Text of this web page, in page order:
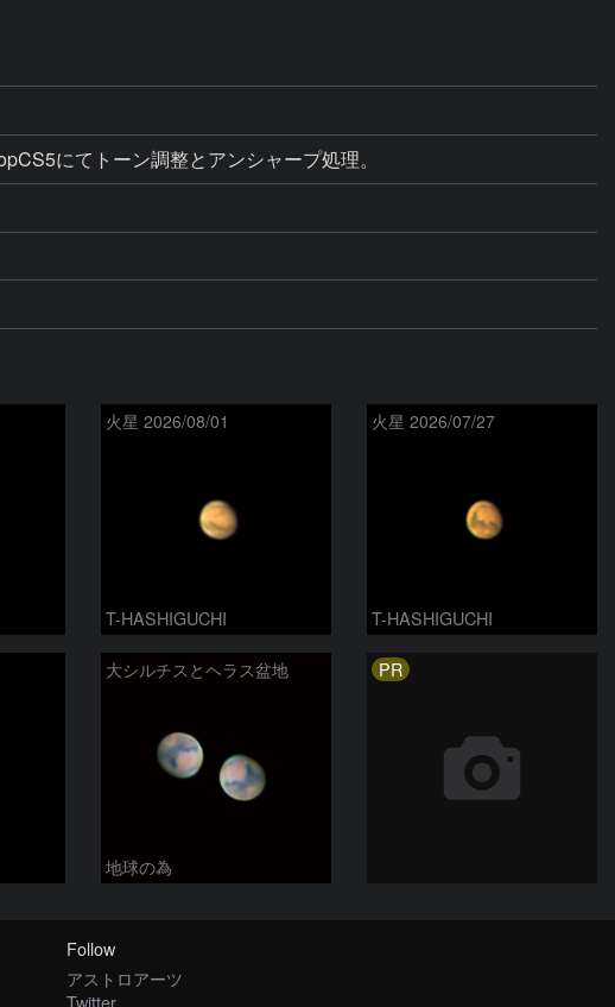
にてトーン調整とアンシャープ処理。
火星 2026/08/01
T-HASHIGUCHI
火星 2026/07/27
T-HASHIGUCHI
大シルチスとヘラス盆地
地球の為
PR
Follow
アストロアーツ
Twitter